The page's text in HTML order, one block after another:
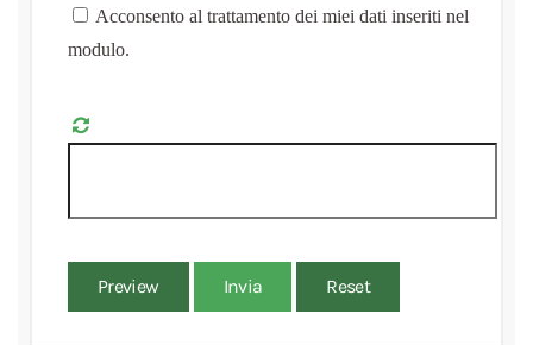
Acconsento al trattamento dei miei dati inseriti nel
modulo.
Preview Invia Reset